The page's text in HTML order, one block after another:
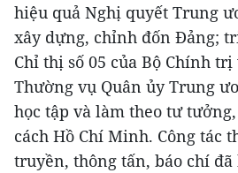
hiệu quả Nghị quyết Trung
xây dựng, chỉnh đốn Đảng;
Chỉ thị số 05 của Bộ Chính trị
Thường vụ Quân ủy Trung
học tập và làm theo tư
cách Hồ Chí Minh. Công tác
truyền, thông tấn, báo chí đã